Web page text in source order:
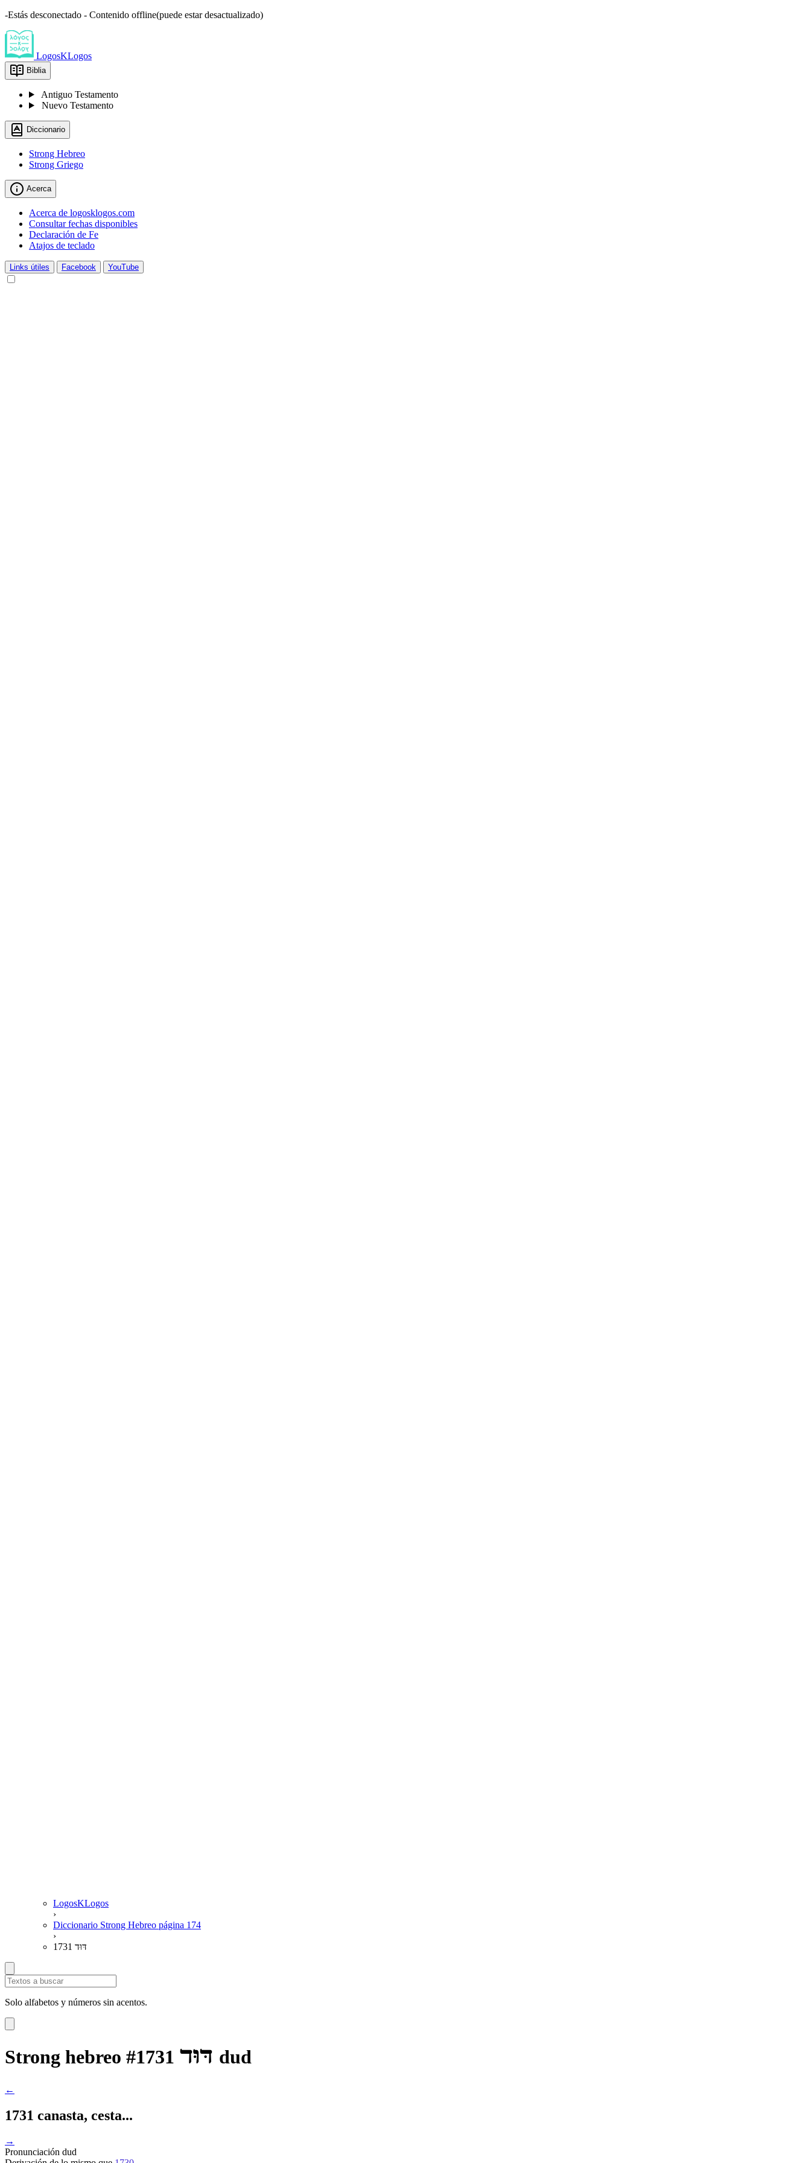
-Estás desconectado - Contenido offline(puede estar desactualizado)
LogosKLogos
Biblia
Antiguo Testamento
Nuevo Testamento
Diccionario
Strong Hebreo
Strong Griego
Acerca
Acerca de logosklogos.com
Consultar fechas disponibles
Declaración de Fe
Atajos de teclado
Links útiles Facebook YouTube
LogosKLogos
›
Diccionario Strong Hebreo página 174
›
1731 דּוּד
Solo alfabetos y números sin acentos.
Strong hebreo #1731 dud
←
1731 canasta, cesta...
→
Pronunciación dud